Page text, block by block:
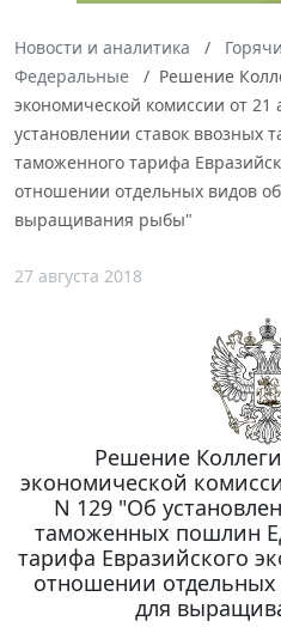
Новости и аналитика
Федеральные
Решение
экономической комиссии от 21
установлении ставок
таможенного тарифа
отношении отдельных видов
выращивания рыбы"
27 августа 2018
Решение
экономической
N 129 "Об
таможенных пошлин
тарифа Евразийского
отношении
для